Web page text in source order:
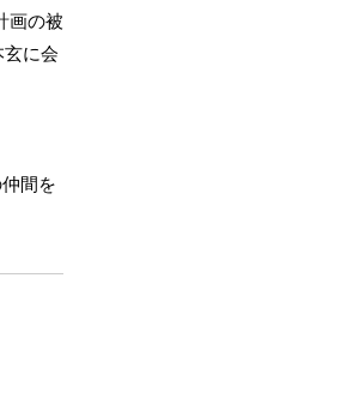
画の被
に会
間を